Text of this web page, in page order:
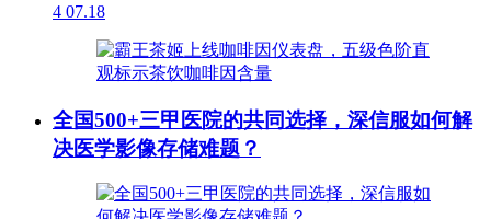
4 07.18
全国500+三甲医院的共同选择，深信服如何解
决医学影像存储难题？